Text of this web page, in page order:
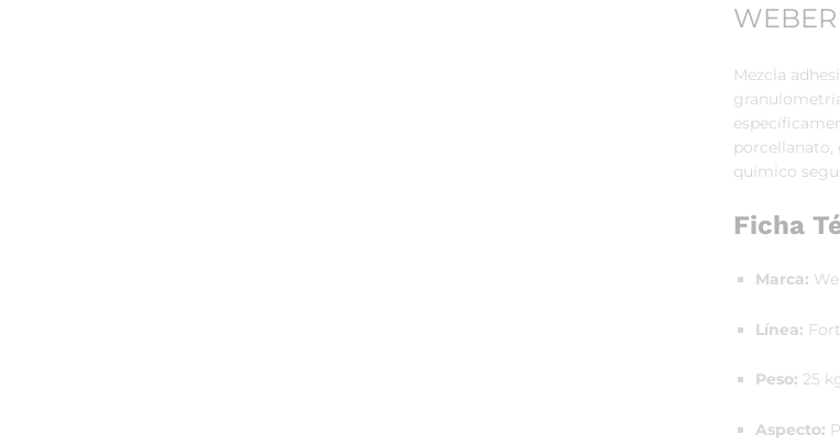
Mezcla
porcellanato,
químico
Ficha
Marca:
Línea:
Peso: 25
Aspecto: